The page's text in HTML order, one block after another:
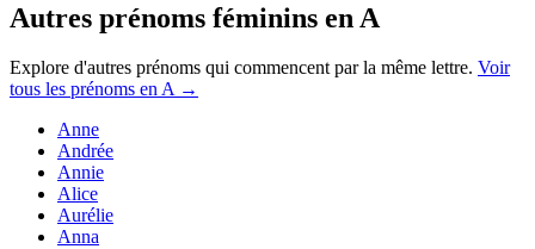
Autres prénoms féminins en A
Explore d'autres prénoms qui commencent par la même lettre. Voir
tous les prénoms enA→
Anne
Andrée
Annie
Alice
Aurélie
Anna